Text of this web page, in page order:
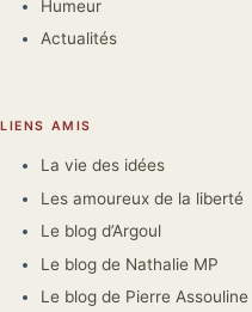
Humeur
Actualités
LIENS AMIS
La vie des idées
Les amoureux de la liberté
Le blog d’Argoul
Le blog de Nathalie MP
Le blog de Pierre Assouline